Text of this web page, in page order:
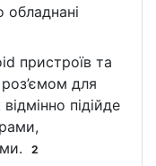
обладнані
пристроїв та
для
підійде
2